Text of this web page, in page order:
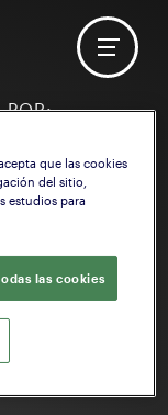
POR:
que las cookies
del sitio,
estudios para
las cookies